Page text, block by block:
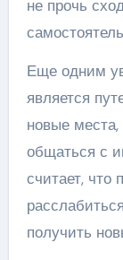
не прочь
Еще одним
является
новые места,
общаться с
считает, что
получить